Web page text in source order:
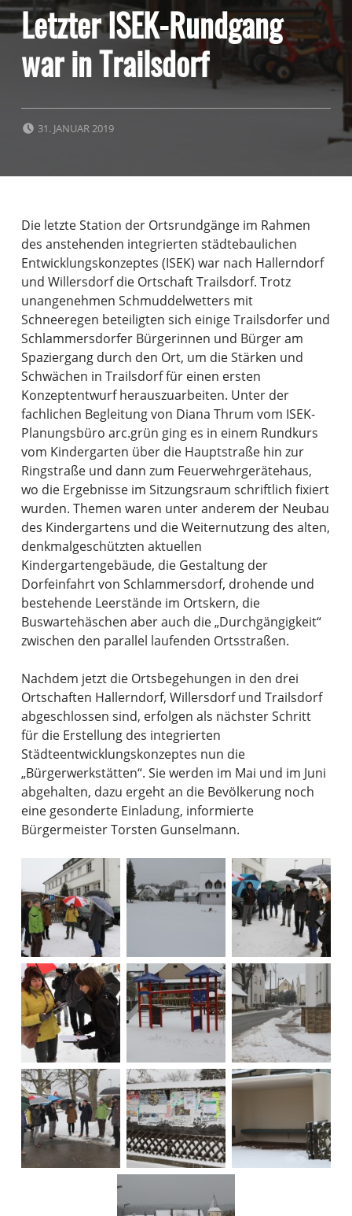
Letzter ISEK-Rundgang
war in Trailsdorf
31. JANUAR 2019
Die letzte Station der Ortsrundgänge im Rahmen
des anstehenden integrierten städtebaulichen
Entwicklungskonzeptes (ISEK) war nach Hallerndorf
und Willersdorf die Ortschaft Trailsdorf. Trotz
unangenehmen Schmuddelwetters mit
Schneeregen beteiligten sich einige Trailsdorfer und
Schlammersdorfer Bürgerinnen und Bürger am
Spaziergang durch den Ort, um die Stärken und
Schwächen in Trailsdorf für einen ersten
Konzeptentwurf herauszuarbeiten. Unter der
fachlichen Begleitung von Diana Thrum vom ISEK-
Planungsbüro arc.grün ging es in einem Rundkurs
vom Kindergarten über die Hauptstraße hin zur
Ringstraße und dann zum Feuerwehrgerätehaus,
wo die Ergebnisse im Sitzungsraum schriftlich fixiert
wurden. Themen waren unter anderem der Neubau
des Kindergartens und die Weiternutzung des alten,
denkmalgeschützten aktuellen
Kindergartengebäude, die Gestaltung der
Dorfeinfahrt von Schlammersdorf, drohende und
bestehende Leerstände im Ortskern, die
Buswartehäschen aber auch die „Durchgängigkeit“
zwischen den parallel laufenden Ortsstraßen.
Nachdem jetzt die Ortsbegehungen in den drei
Ortschaften Hallerndorf, Willersdorf und Trailsdorf
abgeschlossen sind, erfolgen als nächster Schritt
für die Erstellung des integrierten
Städteentwicklungskonzeptes nun die
„Bürgerwerkstätten“. Sie werden im Mai und im Juni
abgehalten, dazu ergeht an die Bevölkerung noch
eine gesonderte Einladung, informierte
Bürgermeister Torsten Gunselmann.